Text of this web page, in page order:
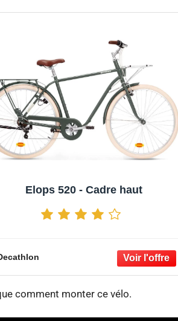
Elops 520 - Cadre haut
comment monter ce vélo.